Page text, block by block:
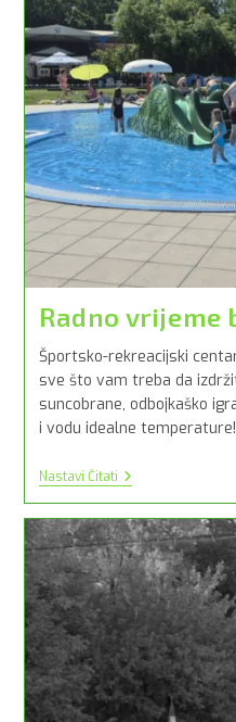
Radno vrijeme
Športsko-rekreacijski
sve što vam treba da
suncobrane, odbojkaško
i vodu idealne
Nastavi ČitatiRadno
Vrijeme
Bazena
Caprag